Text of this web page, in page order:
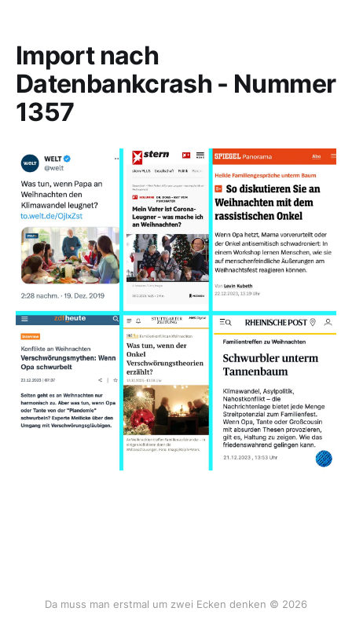
Import nach
Datenbankcrash - Nummer
1357
Da muss man erstmal um zwei Ecken denken © 2026